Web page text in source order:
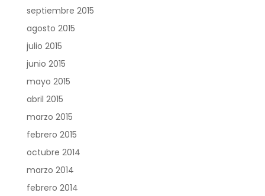
septiembre 2015
agosto 2015
julio 2015
junio 2015
mayo 2015
abril 2015
marzo 2015
febrero 2015
octubre 2014
marzo 2014
febrero 2014